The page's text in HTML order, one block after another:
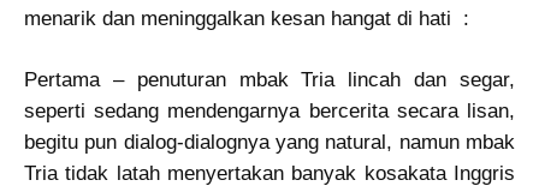
menarik dan meninggalkan kesan hangat di hati :
Pertama – penuturan mbak Tria lincah dan segar,
seperti sedang mendengarnya bercerita secara lisan,
begitu pun dialog-dialognya yang natural, namun mbak
Tria tidak latah menyertakan banyak kosakata Inggris